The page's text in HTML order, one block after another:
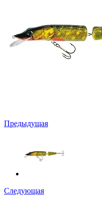
Предыдущая
Следующая